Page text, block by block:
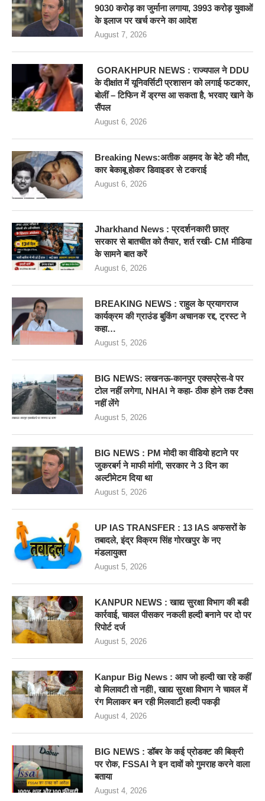
9030 करोड़ का जुर्माना लगाया, 3993 करोड़ युवाओं
के इलाज पर खर्च करने का आदेश
August 7, 2026
GORAKHPUR NEWS : राज्यपाल ने DDU
के दीक्षांत में यूनिवर्सिटी प्रशासन को लगाई फटकार,
बोलीं – टिफिन में ड्रग्स आ सकता है, भरवाए खाने के
सैंपल
August 6, 2026
Breaking News:अतीक अहमद के बेटे की मौत,
कार बेकाबू होकर डिवाइडर से टकराई
August 6, 2026
Jharkhand News : प्रदर्शनकारी छात्र
सरकार से बातचीत को तैयार, शर्त रखी- CM मीडिया
के सामने बात करें
August 6, 2026
BREAKING NEWS : राहुल के प्रयागराज
कार्यक्रम की ग्राउंड बुकिंग अचानक रद्द, ट्रस्ट ने
कहा…
August 5, 2026
BIG NEWS: लखनऊ-कानपुर एक्सप्रेस-वे पर
टोल नहीं लगेगा, NHAI ने कहा- ठीक होने तक टैक्स
नहीं लेंगे
August 5, 2026
BIG NEWS : PM मोदी का वीडियो हटाने पर
जुकरबर्ग ने माफी मांगी, सरकार ने 3 दिन का
अल्टीमेटम दिया था
August 5, 2026
UP IAS TRANSFER : 13 IAS अफसरों के
तबादले, इंद्र विक्रम सिंह गोरखपुर के नए
मंडलायुक्त
August 5, 2026
KANPUR NEWS : खाद्य सुरक्षा विभाग की बडी
कार्रवाई, चावल पीसकर नकली हल्दी बनाने पर दो पर
रिपोर्ट दर्ज
August 5, 2026
Kanpur Big News : आप जो हल्दी खा रहे कहीं
वो मिलावटी तो नहीं!, खाद्य सुरक्षा विभाग ने चावल में
रंग मिलाकर बन रही मिलवाटी हल्दी पकड़ी
August 4, 2026
BIG NEWS : डॉबर के कई प्रोडक्ट की बिक्री
पर रोक, FSSAI ने इन दावों को गुमराह करने वाला
बताया
August 4, 2026